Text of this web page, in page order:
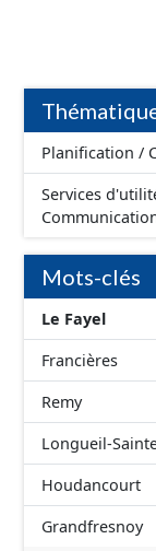
capacité
fonctionnels du
opercule,
Planification /
Services
Mots-clés
Le Fayel
Francières
Remy
Longueil-
Houdancourt
Grandfresnoy